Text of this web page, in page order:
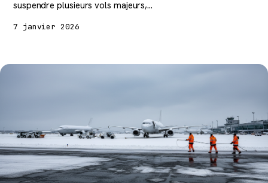
suspendre plusieurs vols majeurs,…
7 janvier 2026